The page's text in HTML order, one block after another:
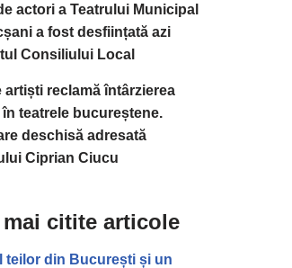
actori a Teatrului Municipal
a fost desființată azi
Consiliului Local
artiști reclamă întârzierea
teatrele bucureștene.
deschisă adresată
Ciprian Ciucu
mai citite articole
teilor din București și un